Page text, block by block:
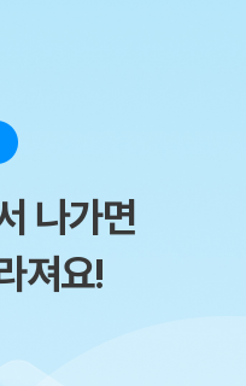
나가면
져요!